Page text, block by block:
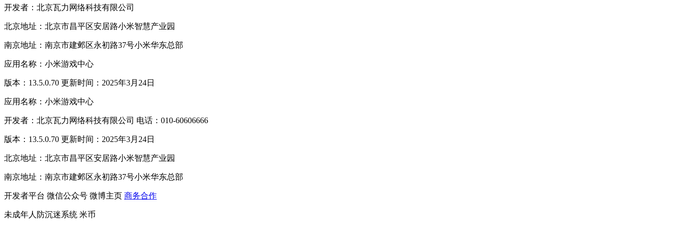
开发者：北京瓦力网络科技有限公司
北京地址：北京市昌平区安居路小米智慧产业园
南京地址：南京市建邺区永初路37号小米华东总部
应用名称：小米游戏中心
版本：13.5.0.70 更新时间：2025年3月24日
应用名称：小米游戏中心
开发者：北京瓦力网络科技有限公司 电话：010-60606666
版本：13.5.0.70 更新时间：2025年3月24日
北京地址：北京市昌平区安居路小米智慧产业园
南京地址：南京市建邺区永初路37号小米华东总部
开发者平台 微信公众号 微博主页 商务合作
未成年人防沉迷系统 米币